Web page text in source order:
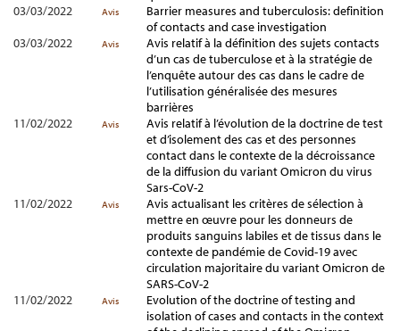
03/03/2022
Avis
Barrier measures and tuberculosis: definition
of contacts and case investigation
03/03/2022
Avis
Avis relatif à la définition des sujets contacts
d’un cas de tuberculose et à la stratégie de
l’enquête autour des cas dans le cadre de
l’utilisation généralisée des mesures
barrières
11/02/2022
Avis
Avis relatif à l’évolution de la doctrine de test
et d’isolement des cas et des personnes
contact dans le contexte de la décroissance
de la diffusion du variant Omicron du virus
Sars-CoV-2
11/02/2022
Avis
Avis actualisant les critères de sélection à
mettre en œuvre pour les donneurs de
produits sanguins labiles et de tissus dans le
contexte de pandémie de Covid-19 avec
circulation majoritaire du variant Omicron de
SARS-CoV-2
11/02/2022
Avis
Evolution of the doctrine of testing and
isolation of cases and contacts in the context